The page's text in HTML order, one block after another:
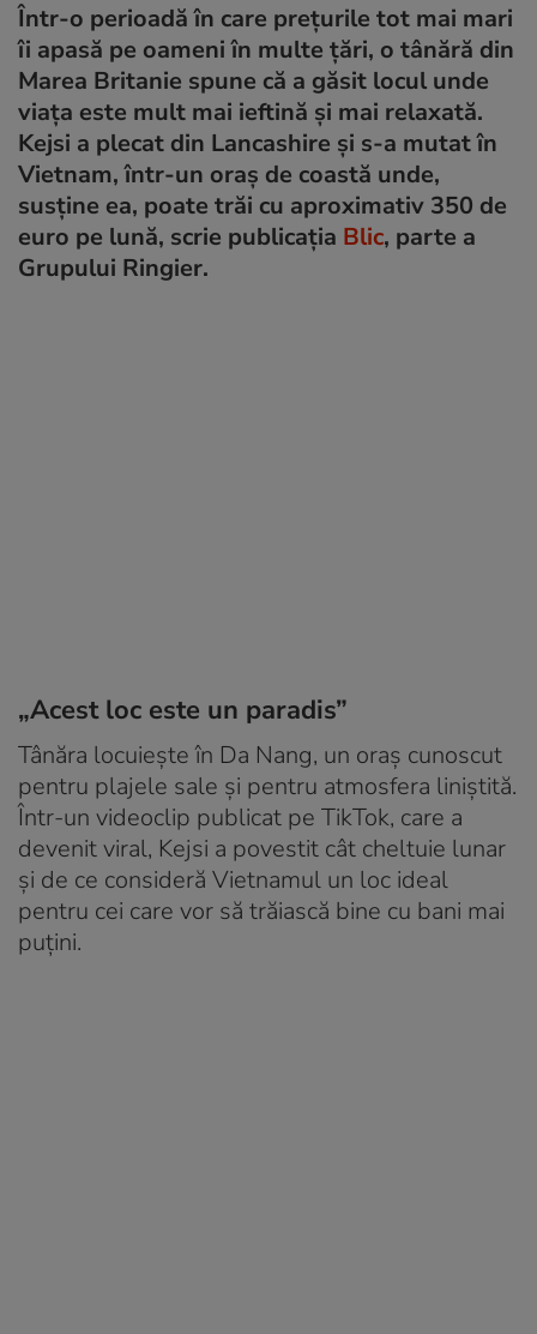
Într-o perioadă în care prețurile tot mai mari
îi apasă pe oameni în multe țări, o tânără din
Marea Britanie spune că a găsit locul unde
viața este mult mai ieftină și mai relaxată.
Kejsi a plecat din Lancashire și s-a mutat în
Vietnam, într-un oraș de coastă unde,
susține ea, poate trăi cu aproximativ 350 de
euro pe lună, scrie publicația Blic, parte a
Grupului Ringier.
„Acest loc este un paradis”
Tânăra locuiește în Da Nang, un oraș cunoscut
pentru plajele sale și pentru atmosfera liniștită.
Într-un videoclip publicat pe TikTok, care a
devenit viral, Kejsi a povestit cât cheltuie lunar
și de ce consideră Vietnamul un loc ideal
pentru cei care vor să trăiască bine cu bani mai
puțini.